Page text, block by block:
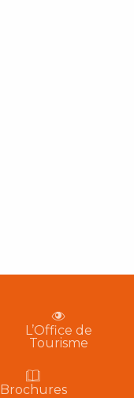
L’Office de
Tourisme
Brochures